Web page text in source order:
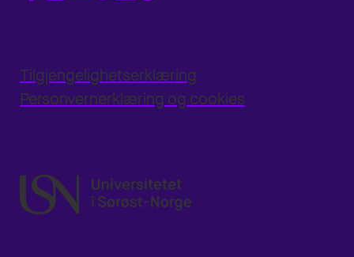
Tilgjengelighetserklæring
Personvernerklæring og cookies